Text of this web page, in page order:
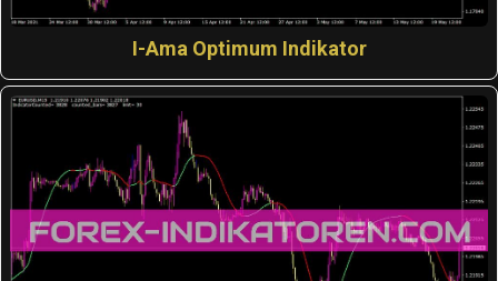
I-Ama Optimum Indikator